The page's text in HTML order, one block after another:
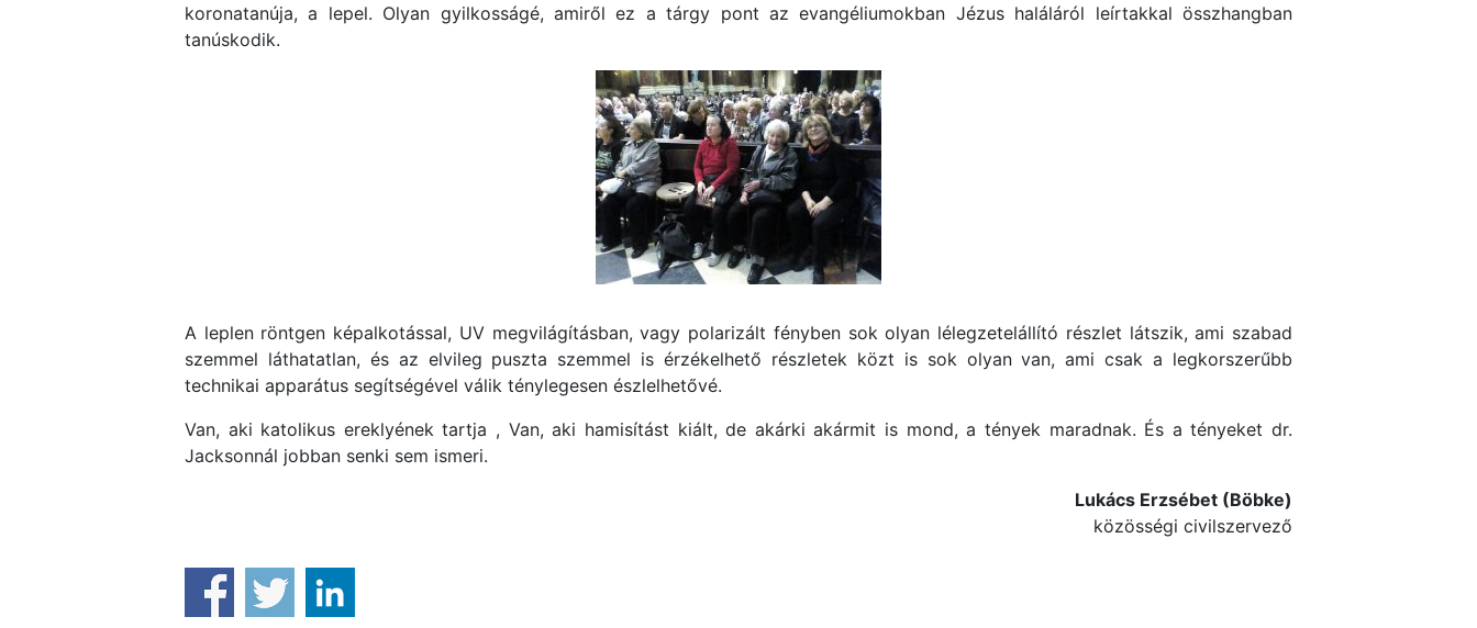
koronatanúja, a lepel. Olyan gyilkosságé, amiről ez a tárgy pont az evangéliumokban Jézus haláláról leírtakkal összhangban
tanúskodik.
A leplen röntgen képalkotással, UV megvilágításban, vagy polarizált fényben sok olyan lélegzetelállító részlet látszik, ami szabad
szemmel láthatatlan, és az elvileg puszta szemmel is érzékelhető részletek közt is sok olyan van, ami csak a legkorszerűbb
technikai apparátus segítségével válik ténylegesen észlelhetővé.
Van, aki katolikus ereklyének tartja , Van, aki hamisítást kiált, de akárki akármit is mond, a tények maradnak. És a tényeket dr.
Jacksonnál jobban senki sem ismeri.
Lukács Erzsébet (Böbke)
közösségi civilszervező